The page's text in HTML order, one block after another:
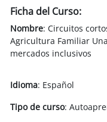
Ficha del Curso:
Nombre: Circuitos
Agricultura Familiar
mercados inclusivos
Idioma: Español
Tipo de curso: